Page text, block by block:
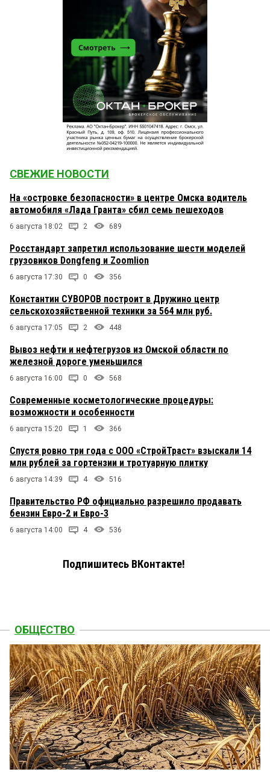
СВЕЖИЕ НОВОСТИ
На «островке безопасности» в центре Омска водитель
автомобиля «Лада Гранта» сбил семь пешеходов
6 августа 18:02 2 689
Росстандарт запретил использование шести моделей
грузовиков Dongfeng и Zoomlion
6 августа 17:30 0 356
Константин СУВОРОВ построит в Дружино центр
сельскохозяйственной техники за 564 млн руб.
6 августа 17:05 2 448
Вывоз нефти и нефтегрузов из Омской области по
железной дороге уменьшился
6 августа 16:00 0 568
Современные косметологические процедуры:
возможности и особенности
6 августа 15:20 1 366
Спустя ровно три года с ООО «СтройТраст» взыскали 14
млн рублей за гортензии и тротуарную плитку
6 августа 14:39 4 516
Правительство РФ официально разрешило продавать
бензин Евро-2 и Евро-3
6 августа 14:00 4 536
Подпишитесь ВКонтакте!
ОБЩЕСТВО